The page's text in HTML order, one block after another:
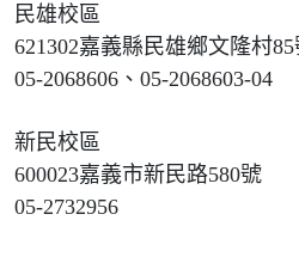
民雄校區
621302嘉義縣民雄鄉文隆村85
05-2068606、05-2068603-04
新民校區
600023嘉義市新民路580號
05-2732956